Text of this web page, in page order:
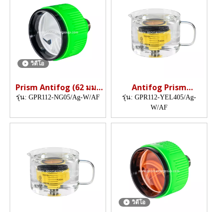
วิดีโอ
Prism Antifog (62 มม.,
5 ', เคลือบเงิน)
รุ่น: GPR112-NG05/Ag-W/AF
Antifog Prism
(5",silver-coated)
รุ่น: GPR112-YEL405/Ag-
W/AF
วิดีโอ